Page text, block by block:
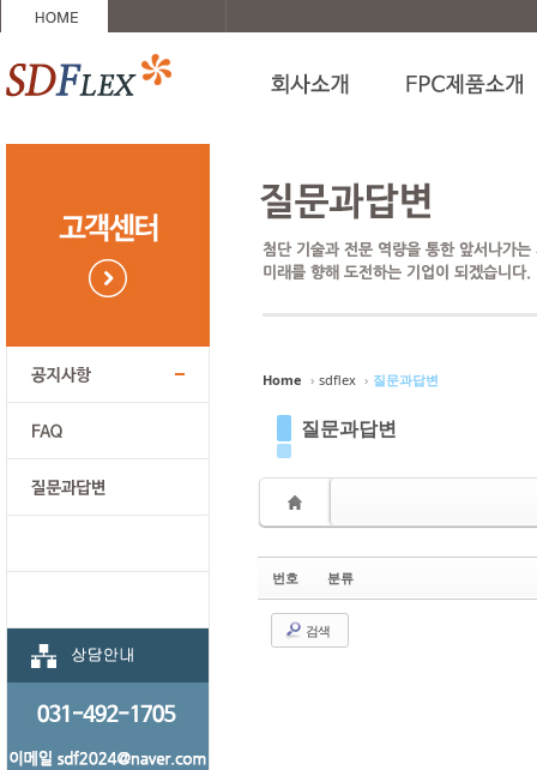
Home › sdflex › 질문과답변
질문과답변
번호 분류
검색
Sketchbook5, 스케치북5
Sketchbook5, 스케치북5
Sketchbook5, 스케치북5
Sketchbook5, 스케치북5